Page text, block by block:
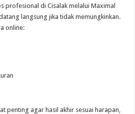
profesional di Cisalak melalui Maximal
langsung jika tidak memungkinkan.
online:
penting agar hasil akhir sesuai harapan,